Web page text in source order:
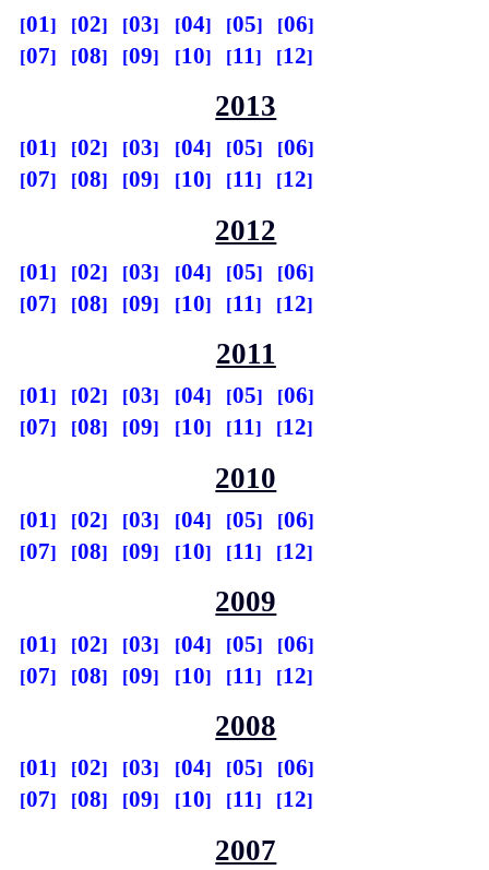
01 02 03 04 05
06
07
08 09 10 11 12
2013
01 02 03 04 05
06
07
08 09 10 11 12
2012
01 02 03 04 05
06
07
08 09 10 11 12
2011
01 02 03 04 05
06
07
08 09 10 11 12
2010
01 02 03 04 05
06
07
08 09 10 11 12
2009
01 02 03 04 05
06
07
08 09 10 11 12
2008
01 02 03 04 05
06
07
08 09 10 11 12
2007